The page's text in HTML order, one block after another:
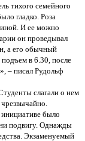
тихого семейного
гладко. Роза
И ее можно
он проведывал
а его обычный
в 6.30, после
– писал Рудольф
слагали о нем
инициативе было
подвигу. Однажды
Экзаменуемый